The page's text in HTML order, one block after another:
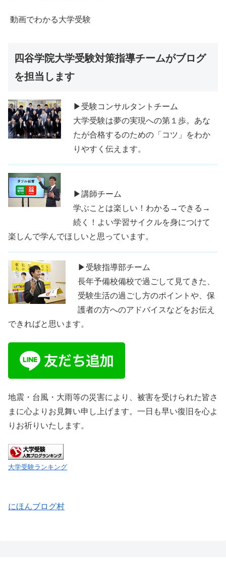
動画でわかる大学受験
四谷学院大学受験対策指導チームがブログ
を担当します
▶受験コンサルタントチーム
大学受験は夢の実現への第１歩。あな
たが合格するのための「コツ」をわか
りやすく伝えます。
▶講師チーム
学ぶことは楽しい！わかる→できる→
続く！よい学習サイクルを身につけて
楽しんで学んでほしいと思っています。
▶受験指導部チーム
長年予備校備校で過ごして見てきた、
受験生活の過ごし方のポイントや、保
護者の方へのアドバイスなどをお伝え
できればと思います。
地震・台風・大雨等の災害により、被害を受けられた皆さ
まに心よりお見舞い申し上げます。一日も早い復旧を心よ
りお祈りいたします。
大学受験ランキング
にほんブログ村